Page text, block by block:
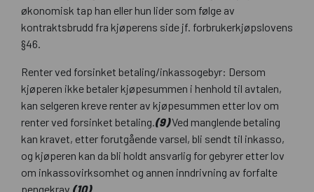
økonomisk tap han eller hun lider som følge av
kontraktsbrudd fra kjøperens side jf. forbrukerkjøpslovens
§46.
Renter ved forsinket betaling/inkassogebyr: Dersom
kjøperen ikke betaler kjøpesummen i henhold til avtalen,
kan selgeren kreve renter av kjøpesummen etter lov om
renter ved forsinket betaling.(9)Ved manglende betaling
kan kravet, etter forutgående varsel, bli sendt til inkasso,
og kjøperen kan da bli holdt ansvarlig for gebyrer etter lov
om inkassovirksomhet og annen inndrivning av forfalte
pengekrav. (10)